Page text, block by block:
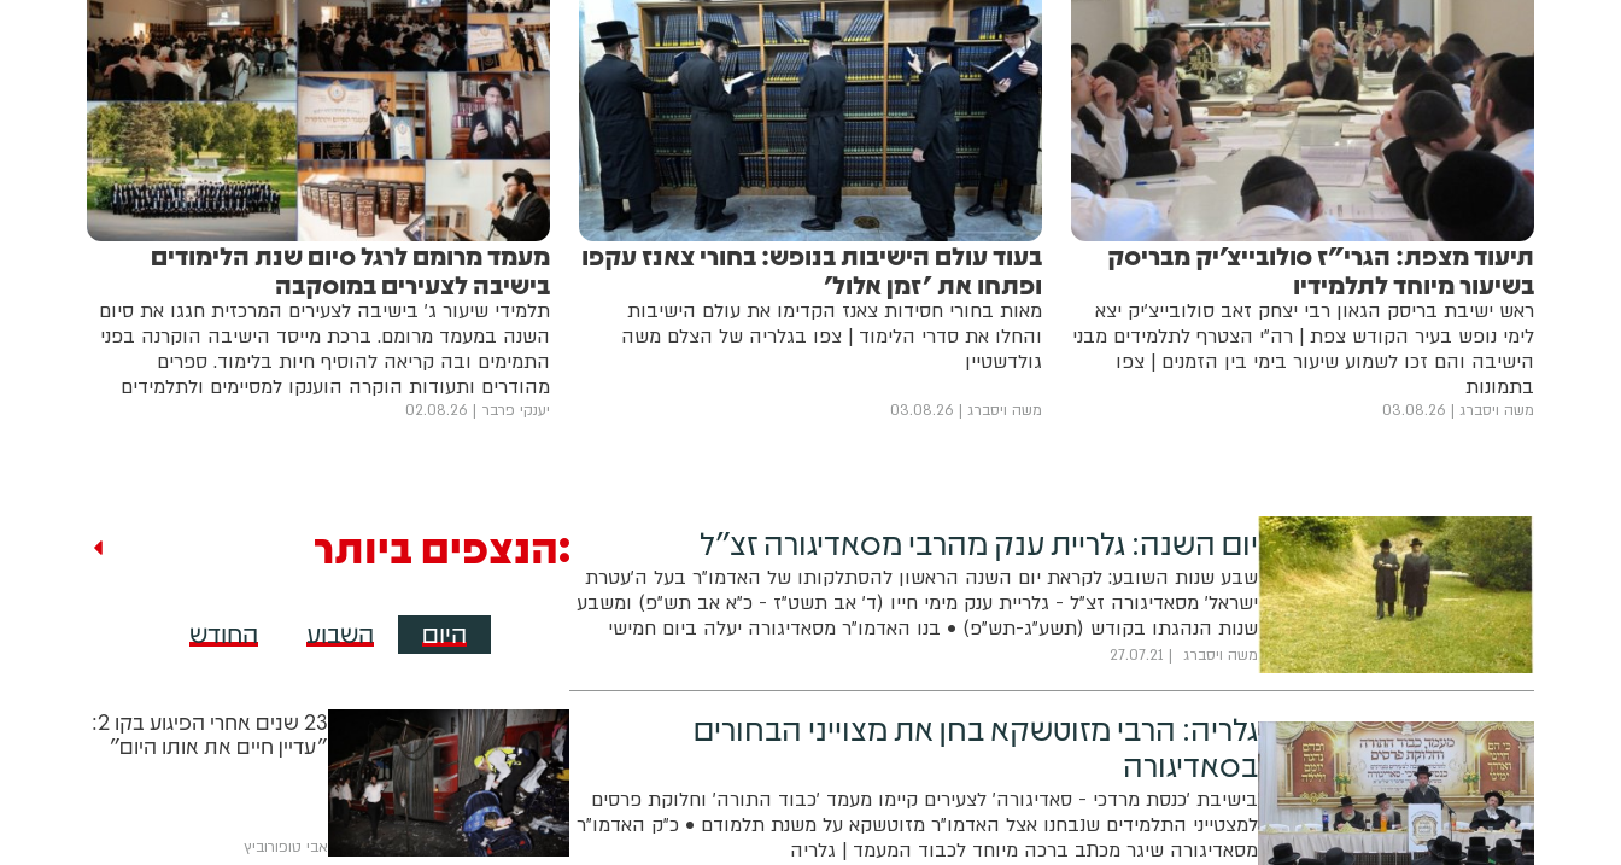
תיעוד מצפת: הגרי"ז סולובייצ'יק מבריסק
בשיעור מיוחד לתלמידיו
ראש ישיבת בריסק הגאון רבי יצחק זאב סולובייצ'יק יצא
לימי נופש בעיר הקודש צפת | רה"י הצטרף לתלמידים מבני
הישיבה והם זכו לשמוע שיעור בימי בין הזמנים | צפו
בתמונות
משה ויסברג 03.08.26
בעוד עולם הישיבות בנופש: בחורי צאנז עקפו
ופתחו את 'זמן אלול'
מאות בחורי חסידות צאנז הקדימו את עולם הישיבות
והחלו את סדרי הלימוד | צפו בגלריה של הצלם משה
גולדשטיין
משה ויסברג 03.08.26
מעמד מרומם לרגל סיום שנת הלימודים
בישיבה לצעירים במוסקבה
תלמידי שיעור ג' בישיבה לצעירים המרכזית חגגו את סיום
השנה במעמד מרומם. ברכת מייסד הישיבה הוקרנה בפני
התמימים ובה קריאה להוסיף חיות בלימוד. ספרים
מהודרים ותעודות הוקרה הוענקו למסיימים ולתלמידים
השלוחים
יענקי פרבר 02.08.26
יום השנה: גלריית ענק מהרבי מסאדיגורה זצ"ל
שבע שנות השובע: לקראת יום השנה הראשון להסתלקותו של האדמו"ר בעל ה'עטרת
ישראל' מסאדיגורה זצ"ל - גלריית ענק מימי חייו (ד' אב תשט"ז - כ"א אב תש"פ) ומשבע
שנות הנהגתו בקודש (תשע"ג-תש"פ) • בנו האדמו"ר מסאדיגורה יעלה ביום חמישי
בשעה 18:00 בערב לקברו בחלקת אדמו"רי בית רוזין בביה"ח נחלת יצחק בגבעתיים,
לאחר מכן יערוך טיש יארצייט במרכז החסידות ברחוב גוטמכר - שיכון ה' בבני ברק
משה ויסברג 27.07.21
גלריה: הרבי מזוטשקא בחן את מצוייני הבחורים
בסאדיגורה
בישיבת 'כנסת מרדכי - סאדיגורה' לצעירים קיימו מעמד 'כבוד התורה' וחלוקת פרסים
למצטייני התלמידים שנבחנו אצל האדמו"ר מזוטשקא על משנת תלמודם • כ"ק האדמו"ר
מסאדיגורה שיגר מכתב ברכה מיוחד לכבוד המעמד | גלריה
הנצפים ביותר
היום השבוע החודש
23 שנים אחרי הפיגוע בקו 2:
"עדיין חיים את אותו היום"
אבי טופורוביץ